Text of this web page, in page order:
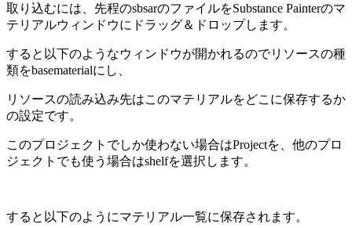
取り込むには、先程のsbsarのファイルをSubstance Painterのマ
テリアルウィンドウにドラッグ＆ドロップします。
すると以下のようなウィンドウが開かれるのでリソースの種
類をbasematerialにし、
リソースの読み込み先はこのマテリアルをどこに保存するか
の設定です。
このプロジェクトでしか使わない場合はProjectを、他のプロ
ジェクトでも使う場合はshelfを選択します。
すると以下のようにマテリアル一覧に保存されます。